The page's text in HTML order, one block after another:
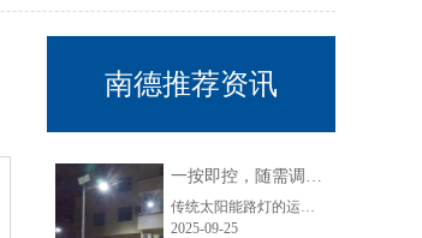
南德推荐资讯
一按即控，随需调节：太阳能路灯的遥控控制优势
传统太阳能路灯的运维往往受限于固定模式，调节需人工现场操作，耗时费力且效率低下。而我们的太阳能路灯，以遥控控制技术实现核心突破，彻底革新路灯管理体验，为用户带来便捷、智能、灵活的全新解决方案。突破一：摆脱现场束缚，调控“零距离”无需工作人员奔赴现场攀爬作业，只需通过配套遥控器，在任意便捷位置按......
2025-09-25